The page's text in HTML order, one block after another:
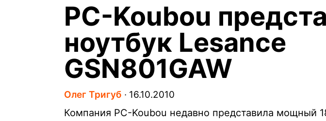
PC-Koubou
ноутбук Lesance
GSN801GAW
Олег Тригуб ∙ 16.10.2010
Компания PC-Koubou недавно представила мощный